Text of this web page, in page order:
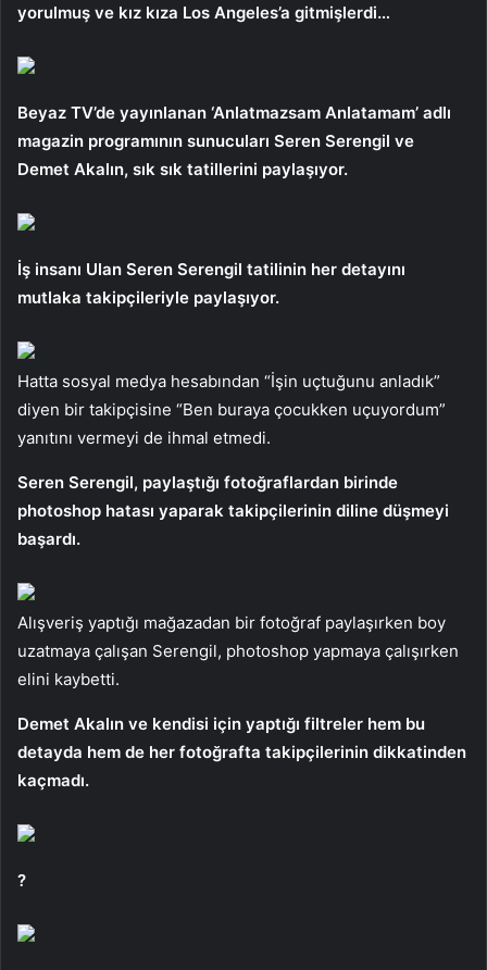
yorulmuş ve kız kıza Los Angeles’a gitmişlerdi…
Beyaz TV’de yayınlanan ‘Anlatmazsam Anlatamam’ adlı
magazin programının sunucuları Seren Serengil ve
Demet Akalın, sık sık tatillerini paylaşıyor.
İş insanı Ulan Seren Serengil tatilinin her detayını
mutlaka takipçileriyle paylaşıyor.
Hatta sosyal medya hesabından “İşin uçtuğunu anladık”
diyen bir takipçisine “Ben buraya çocukken uçuyordum”
yanıtını vermeyi de ihmal etmedi.
Seren Serengil, paylaştığı fotoğraflardan birinde
photoshop hatası yaparak takipçilerinin diline düşmeyi
başardı.
Alışveriş yaptığı mağazadan bir fotoğraf paylaşırken boy
uzatmaya çalışan Serengil, photoshop yapmaya çalışırken
elini kaybetti.
Demet Akalın ve kendisi için yaptığı filtreler hem bu
detayda hem de her fotoğrafta takipçilerinin dikkatinden
kaçmadı.
?